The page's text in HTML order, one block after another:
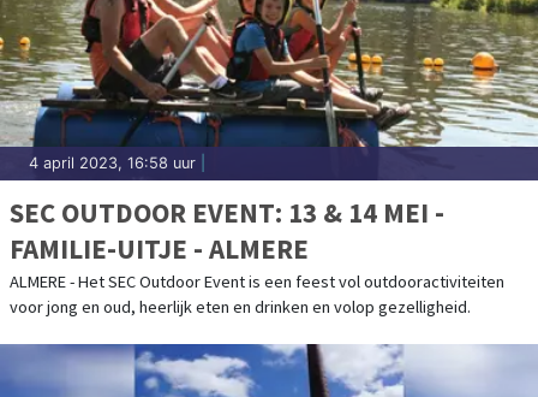
4 april 2023, 16:58 uur
SEC OUTDOOR EVENT: 13 & 14 MEI -
FAMILIE-UITJE - ALMERE
ALMERE - Het SEC Outdoor Event is een feest vol outdooractiviteiten
voor jong en oud, heerlijk eten en drinken en volop gezelligheid.